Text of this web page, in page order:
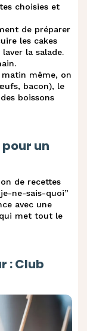
frais
aux
choisies et
de préparer
les cakes
la salade.
matin même, on
bacon), le
boissons
un
de recettes
ne-sais-quoi”
avec une
met tout le
: Club